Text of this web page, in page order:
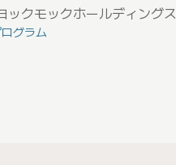
ックモックホールディングス
グラム